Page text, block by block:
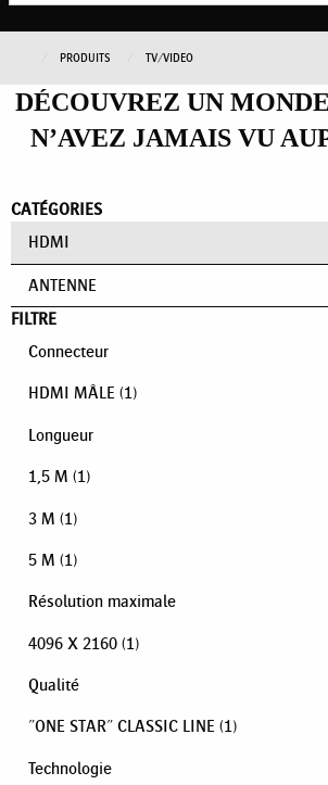
PRODUITS TV/VIDEO
DÉCOUVREZ UN
N’AVEZ JAMAIS VU
CATÉGORIES
HDMI
ANTENNE
FILTRE
Connecteur
HDMI MÂLE (1)
Longueur
1,5 M (1)
3 M (1)
5 M (1)
Résolution maximale
4096 X 2160 (1)
Qualité
"ONE STAR" CLASSIC LINE (1)
Technologie